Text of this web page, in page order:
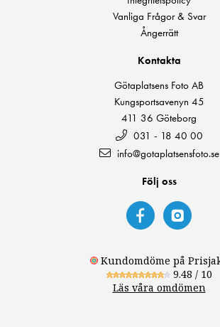
Vanliga Frågor & Svar
Ångerrätt
Kontakta
Götaplatsens Foto AB
Kungsportsavenyn 45
411 36 Göteborg
031 - 18 40 00
info@gotaplatsensfoto.se
Följ oss